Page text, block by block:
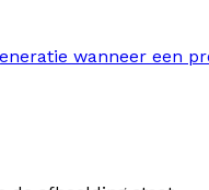
wanneer een